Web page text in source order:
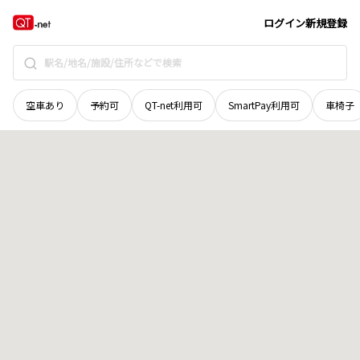
ログイン新規登録
空車あり 予約可 QT-net利用可 SmartPay利用可 車椅子
京都府